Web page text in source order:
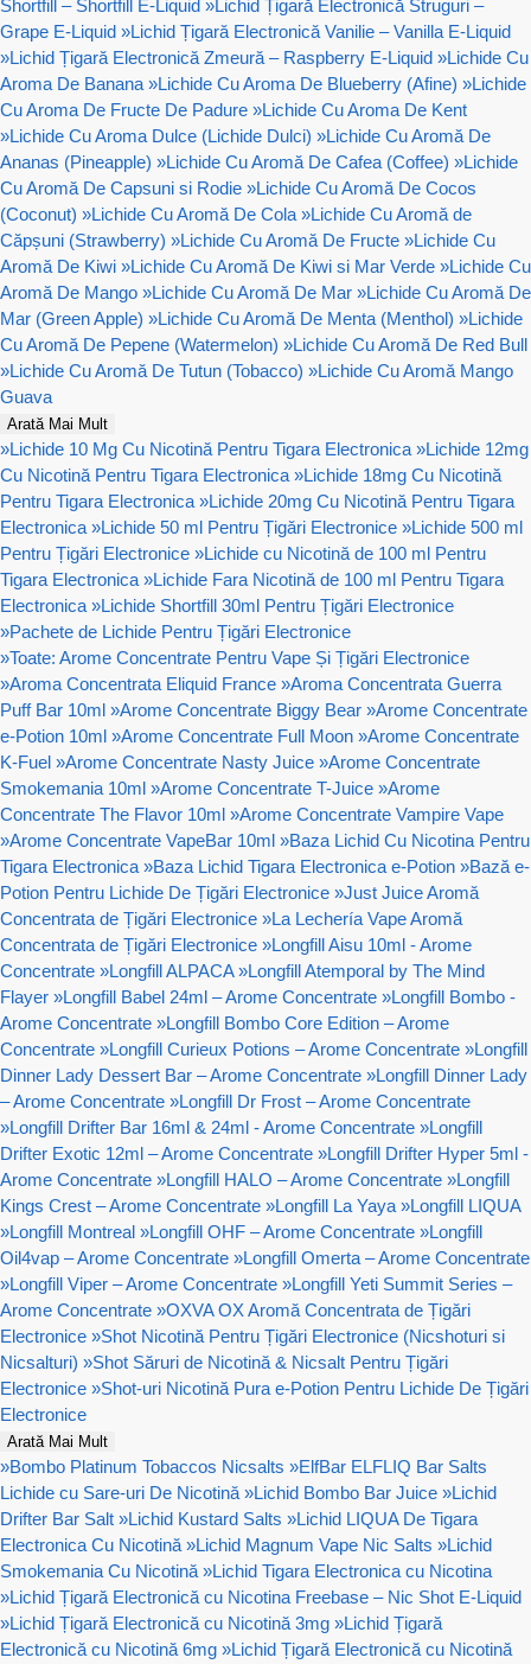
Shortfill – Shortfill E-Liquid »Lichid Țigară Electronică Struguri –
Grape E-Liquid »Lichid Țigară Electronică Vanilie – Vanilla E-Liquid
»Lichid Țigară Electronică Zmeură – Raspberry E-Liquid »Lichide Cu
Aroma De Banana »Lichide Cu Aroma De Blueberry (Afine) »Lichide
Cu Aroma De Fructe De Padure »Lichide Cu Aroma De Kent
»Lichide Cu Aroma Dulce (Lichide Dulci) »Lichide Cu Aromă De
Ananas (Pineapple) »Lichide Cu Aromă De Cafea (Coffee) »Lichide
Cu Aromă De Capsuni si Rodie »Lichide Cu Aromă De Cocos
(Coconut) »Lichide Cu Aromă De Cola »Lichide Cu Aromă de
Căpșuni (Strawberry) »Lichide Cu Aromă De Fructe »Lichide Cu
Aromă De Kiwi »Lichide Cu Aromă De Kiwi si Mar Verde »Lichide Cu
Aromă De Mango »Lichide Cu Aromă De Mar »Lichide Cu Aromă De
Mar (Green Apple) »Lichide Cu Aromă De Menta (Menthol) »Lichide
Cu Aromă De Pepene (Watermelon) »Lichide Cu Aromă De Red Bull
»Lichide Cu Aromă De Tutun (Tobacco) »Lichide Cu Aromă Mango
Guava
Arată Mai Mult
»Lichide 10 Mg Cu Nicotină Pentru Tigara Electronica »Lichide 12mg
Cu Nicotină Pentru Tigara Electronica »Lichide 18mg Cu Nicotină
Pentru Tigara Electronica »Lichide 20mg Cu Nicotină Pentru Tigara
Electronica »Lichide 50 ml Pentru Țigări Electronice »Lichide 500 ml
Pentru Țigări Electronice »Lichide cu Nicotină de 100 ml Pentru
Tigara Electronica »Lichide Fara Nicotină de 100 ml Pentru Tigara
Electronica »Lichide Shortfill 30ml Pentru Țigări Electronice
»Pachete de Lichide Pentru Țigări Electronice
»Toate: Arome Concentrate Pentru Vape Și Țigări Electronice
»Aroma Concentrata Eliquid France »Aroma Concentrata Guerra
Puff Bar 10ml »Arome Concentrate Biggy Bear »Arome Concentrate
e-Potion 10ml »Arome Concentrate Full Moon »Arome Concentrate
K-Fuel »Arome Concentrate Nasty Juice »Arome Concentrate
Smokemania 10ml »Arome Concentrate T-Juice »Arome
Concentrate The Flavor 10ml »Arome Concentrate Vampire Vape
»Arome Concentrate VapeBar 10ml »Baza Lichid Cu Nicotina Pentru
Tigara Electronica »Baza Lichid Tigara Electronica e-Potion »Bază e-
Potion Pentru Lichide De Țigări Electronice »Just Juice Aromă
Concentrata de Țigări Electronice »La Lechería Vape Aromă
Concentrata de Țigări Electronice »Longfill Aisu 10ml - Arome
Concentrate »Longfill ALPACA »Longfill Atemporal by The Mind
Flayer »Longfill Babel 24ml – Arome Concentrate »Longfill Bombo -
Arome Concentrate »Longfill Bombo Core Edition – Arome
Concentrate »Longfill Curieux Potions – Arome Concentrate »Longfill
Dinner Lady Dessert Bar – Arome Concentrate »Longfill Dinner Lady
– Arome Concentrate »Longfill Dr Frost – Arome Concentrate
»Longfill Drifter Bar 16ml & 24ml - Arome Concentrate »Longfill
Drifter Exotic 12ml – Arome Concentrate »Longfill Drifter Hyper 5ml -
Arome Concentrate »Longfill HALO – Arome Concentrate »Longfill
Kings Crest – Arome Concentrate »Longfill La Yaya »Longfill LIQUA
»Longfill Montreal »Longfill OHF – Arome Concentrate »Longfill
Oil4vap – Arome Concentrate »Longfill Omerta – Arome Concentrate
»Longfill Viper – Arome Concentrate »Longfill Yeti Summit Series –
Arome Concentrate »OXVA OX Aromă Concentrata de Țigări
Electronice »Shot Nicotină Pentru Țigări Electronice (Nicshoturi si
Nicsalturi) »Shot Săruri de Nicotină & Nicsalt Pentru Țigări
Electronice »Shot-uri Nicotină Pura e-Potion Pentru Lichide De Țigări
Electronice
Arată Mai Mult
»Bombo Platinum Tobaccos Nicsalts »ElfBar ELFLIQ Bar Salts
Lichide cu Sare-uri De Nicotină »Lichid Bombo Bar Juice »Lichid
Drifter Bar Salt »Lichid Kustard Salts »Lichid LIQUA De Tigara
Electronica Cu Nicotină »Lichid Magnum Vape Nic Salts »Lichid
Smokemania Cu Nicotină »Lichid Tigara Electronica cu Nicotina
»Lichid Țigară Electronică cu Nicotina Freebase – Nic Shot E-Liquid
»Lichid Țigară Electronică cu Nicotină 3mg »Lichid Țigară
Electronică cu Nicotină 6mg »Lichid Țigară Electronică cu Nicotină